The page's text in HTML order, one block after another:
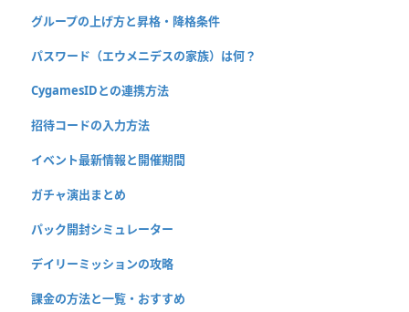
グループの上げ方と昇格・降格条件
パスワード（エウメニデスの家族）は何？
CygamesIDとの連携方法
招待コードの入力方法
イベント最新情報と開催期間
ガチャ演出まとめ
パック開封シミュレーター
デイリーミッションの攻略
課金の方法と一覧・おすすめ